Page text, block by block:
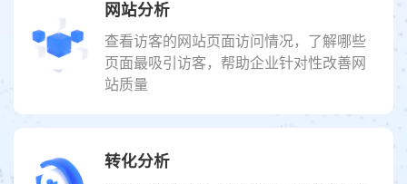
网站分析
查看访客的网站页面访问情况，了解哪些
页面最吸引访客，帮助企业针对性改善网
站质量
转化分析